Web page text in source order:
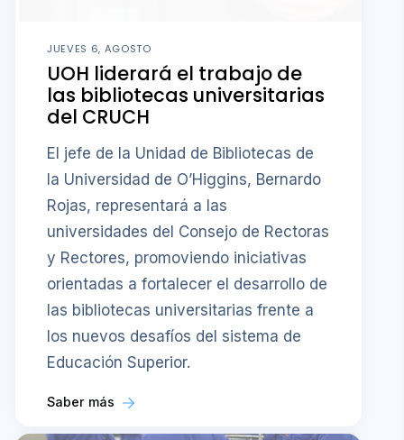
JUEVES 6, AGOSTO
UOH liderará el trabajo de
las bibliotecas universitarias
del CRUCH
El jefe de la Unidad de Bibliotecas de
la Universidad de O’Higgins, Bernardo
Rojas, representará a las
universidades del Consejo de Rectoras
y Rectores, promoviendo iniciativas
orientadas a fortalecer el desarrollo de
las bibliotecas universitarias frente a
los nuevos desafíos del sistema de
Educación Superior.
Saber más